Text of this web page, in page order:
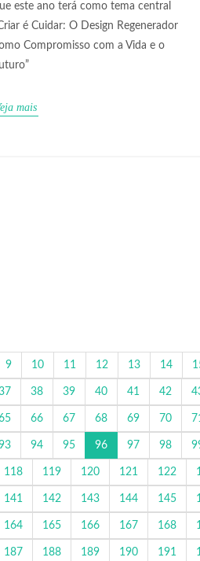
este ano terá como tema central
é Cuidar: O Design Regenerador
Compromisso com a Vida e o
mais
9 10 11 12 13 14
38 39 40 41 42
66 67 68 69 70
94 95 96 97 98
118 119 120 121 122
141 142 143 144 145
164 165 166 167 168
187 188 189 190 191